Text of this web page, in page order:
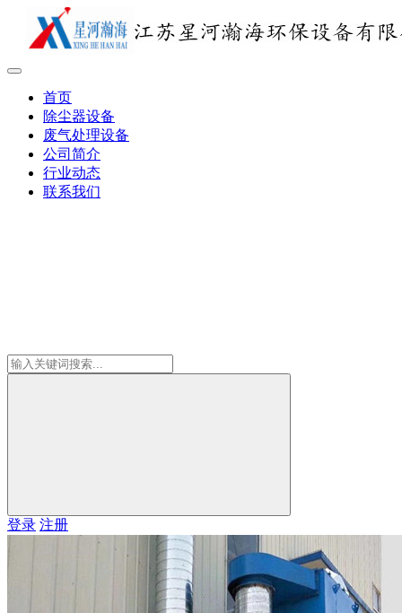
首页
除尘器设备
废气处理设备
公司简介
行业动态
联系我们
登录 注册